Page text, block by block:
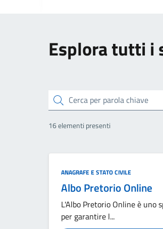
Esplora tutti i
cerca
16 elementi presenti
ANAGRAFE E STATO CIVILE
Albo Pretorio Online
L'Albo Pretorio Online è
per garantire l...